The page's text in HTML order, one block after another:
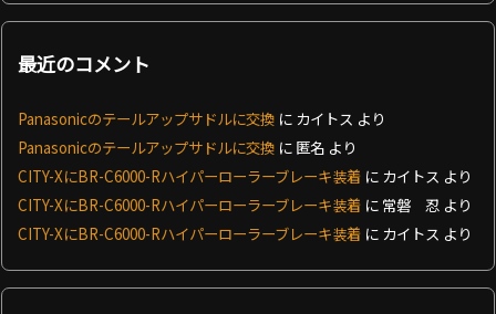
最近のコメント
Panasonicのテールアップサドルに交換 に カイトス より
Panasonicのテールアップサドルに交換 に 匿名 より
CITY-XにBR-C6000-Rハイパーローラーブレーキ装着 に カイトス より
CITY-XにBR-C6000-Rハイパーローラーブレーキ装着 に 常磐 忍 より
CITY-XにBR-C6000-Rハイパーローラーブレーキ装着 に カイトス より